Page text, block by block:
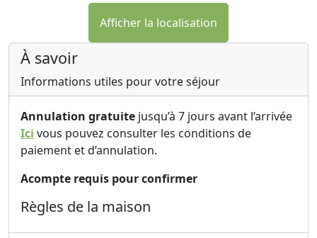
Afficher la localisation
À savoir
Informations utiles pour votre séjour
Annulation gratuite jusqu’à 7 jours avant l’arrivée
Ici vous pouvez consulter les conditions de
paiement et d’annulation.
Acompte requis pour confirmer
Règles de la maison